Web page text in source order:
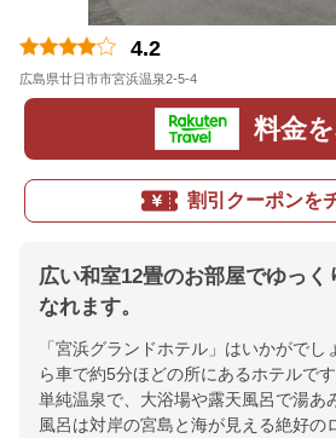
4.2
広島県廿日市市宮浜温泉2-5-4
料金
割引クーポンを
広い和室12畳のお部屋でゆっく
なれます。
「宮浜グランドホテル」はいかがで
ら車で約5分ほどの所にあるホテルで
単純温泉で、大浴場や露天風呂で湯あ
風呂は対岸の宮島と海が見える絶好の